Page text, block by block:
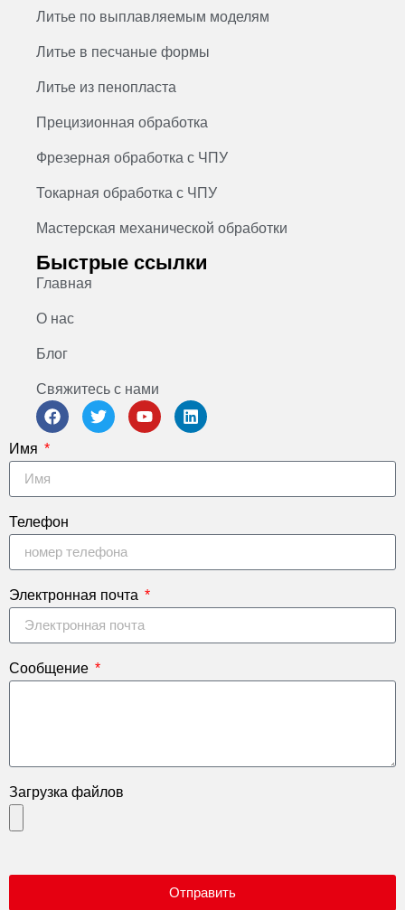
Литье по выплавляемым моделям
Литье в песчаные формы
Литье из пенопласта
Прецизионная обработка
Фрезерная обработка с ЧПУ
Токарная обработка с ЧПУ
Мастерская механической обработки
Быстрые ссылки
Главная
О нас
Блог
Свяжитесь с нами
Имя
Телефон
Электронная почта
Сообщение
Загрузка файлов
Отправить